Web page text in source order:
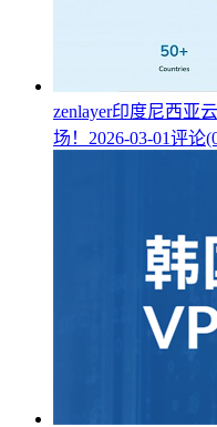
zenlayer印度尼西亚
场！ 2026-03-01评论